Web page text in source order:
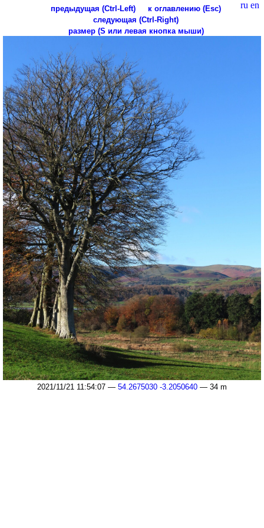
ru en
предыдущая (Ctrl-Left)
к оглавлению (Esc)
следующая (Ctrl-Right)
размер (S или левая кнопка мыши)
2021/11/21 11:54:07 — 54.2675030 -3.2050640 — 34 m